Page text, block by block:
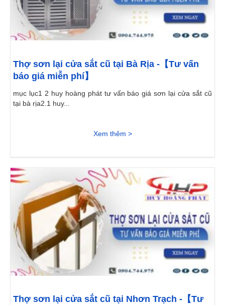
Thợ sơn lại cửa sắt cũ tại Bà Rịa -【Tư vấn
báo giá miễn phí】
mục lục1 2 huy hoàng phát tư vấn báo giá sơn lại cửa sắt cũ
tại bà rịa2.1 huy...
Xem thêm >
Thợ sơn lại cửa sắt cũ tại Nhơn Trạch -【Tư